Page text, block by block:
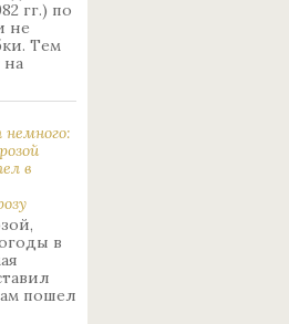
гг.) по
не
Тeм
в
в
пошел